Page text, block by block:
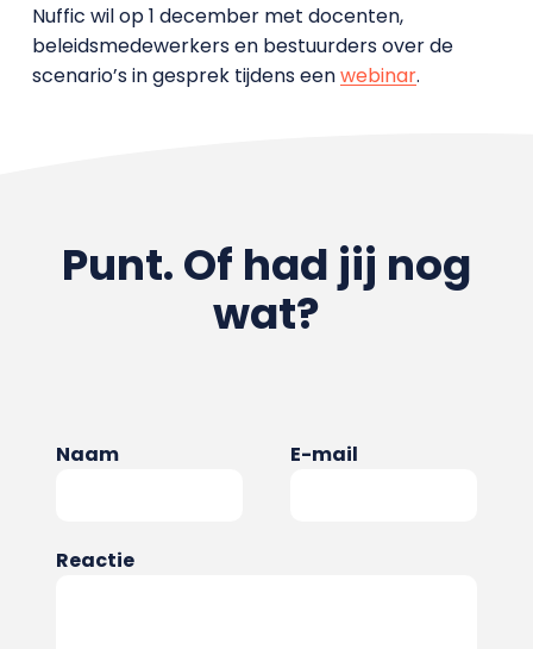
Nuffic wil op 1 december met docenten,
beleidsmedewerkers en bestuurders over de
scenario’s in gesprek tijdens eenwebinar.
Punt. Of had jij nog
wat?
Naam E-mail
Reactie